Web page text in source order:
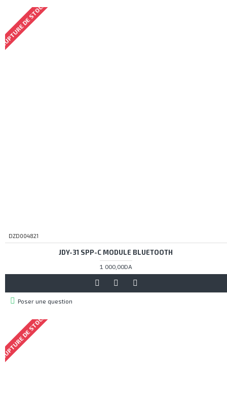
DE STOCK
DZD004821
JDY-31 SPP-C MODULE BLUETOOTH
1 000,00DA
Poser une question
DE STOCK